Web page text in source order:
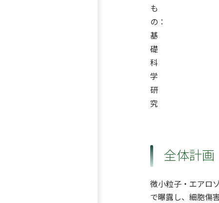
も
の：
基
礎
科
学
研
究
全体計画
微小粒子・エアロ
で曝露し、細胞傷